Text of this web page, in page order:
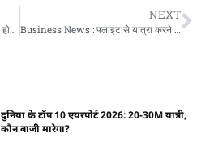
Flight Ticket Discount on Holi : होली पर ट्रेन टिकट के खर्चे में फ्लाइट से जा पाएंगे घर! ये एयरलाइंस पैसेंजर्स को दे रही हैं धमाकेदार ऑफर
NEXT
Business News : फ्लाइट से यात्रा करने वाले यात्रियों के लिए खुशखबरी! सिर्फ इतने में ले सकते हैं ‘प्रीमियम’ सफर का मजा
दुनिया के टॉप 10 एयरपोर्ट 2026: 20-30M यात्री,
कौन बाजी मारेगा?